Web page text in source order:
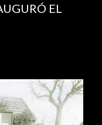
EL